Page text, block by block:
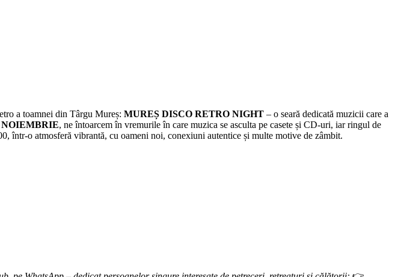
a toamnei din Târgu Mureș: MUREȘ DISCO RETRO NIGHT – o seară dedicată muzicii care a
NOIEMBRIE, ne întoarcem în vremurile în care muzica se asculta pe casete și CD-uri, iar ringul de
într-o atmosferă vibrantă, cu oameni noi, conexiuni autentice și multe motive de zâmbit.